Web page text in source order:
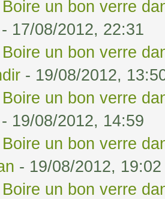
un bon verre
- 17/08/2012, 22:31
un bon verre
- 19/08/2012,
un bon verre
- 19/08/2012, 14:59
un bon verre
- 19/08/2012, 19:02
un bon verre